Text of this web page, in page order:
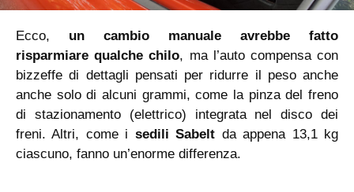
Ecco, un cambio manuale avrebbe fatto
risparmiare qualche chilo, ma l’auto compensa con
bizzeffe di dettagli pensati per ridurre il peso anche
anche solo di alcuni grammi, come la pinza del freno
di stazionamento (elettrico) integrata nel disco dei
freni. Altri, come i sedili Sabelt da appena 13,1 kg
ciascuno, fanno un’enorme differenza.